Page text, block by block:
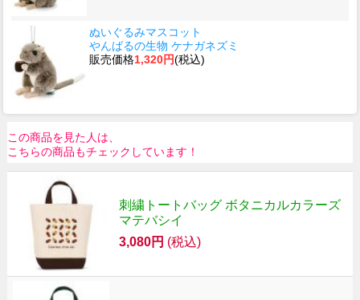
ぬいぐるみマスコット
やんばるの生物 ケナガネズミ
販売価格1,320円(税込)
この商品を見た人は、
こちらの商品もチェックしています！
刺繍トートバッグ ボタニカルカラーズ
マテバシイ
3,080円 (税込)